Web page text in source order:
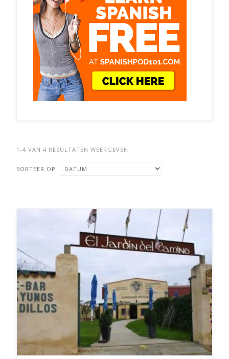
1-4 VAN 4 RESULTATEN WEERGEVEN
SORTEER OP